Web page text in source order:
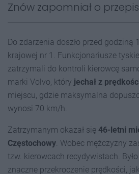
Znów zapomniał o
Do zdarzenia doszło przed godziną
krajowej nr 1. Funkcjonariusze
zatrzymali do kontroli kierowcę
marki Volvo, który jechał z
miejscu, gdzie maksymalna
wynosi 70 km/h.
Zatrzymanym okazał się 46-letni
Częstochowy. Wobec mężczyzny
tzw. kierowcach recydywistach.
znaczne przekroczenie prędkości,